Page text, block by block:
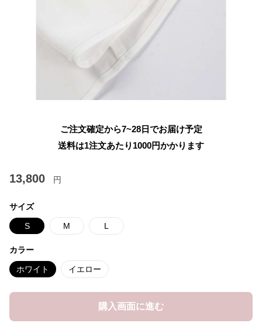
ご注文確定から7~28日でお届け予定
送料は1注文あたり 1000円かかります
13,800 円
サイズ
S M L
カラー
ホワイト イエロー
購入画面に進む